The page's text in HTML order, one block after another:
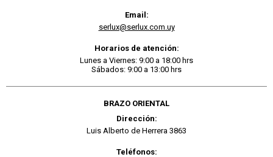
Email:
serlux@serlux.com.uy
Horarios de atención:
Lunes a Viernes: 9:00 a 18:00 hrs
Sábados: 9:00 a 13:00 hrs
BRAZO ORIENTAL
Dirección:
Luis Alberto de Herrera 3863
Teléfonos: